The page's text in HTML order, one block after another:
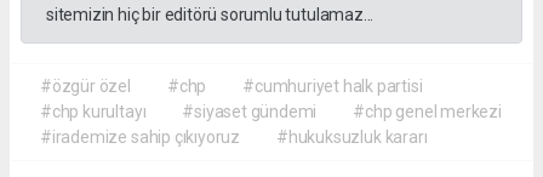
sitemizin hiç bir editörü sorumlu tutulamaz...
#özgür özel #chp
#cumhuriyet halk partisi
#chp kurultayı
#siyaset gündemi
#chp genel merkezi
#irademize sahip çıkıyoruz
#hukuksuzluk kararı